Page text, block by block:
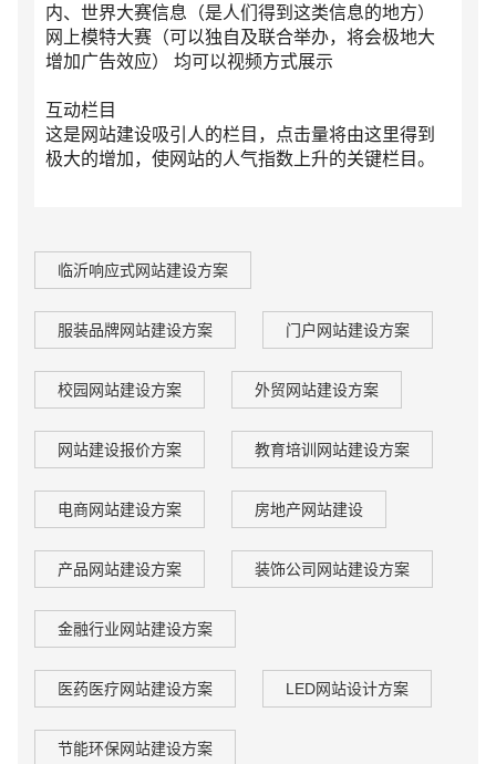
内、世界大赛信息（是人们得到这类信息的地方）
网上模特大赛（可以独自及联合举办，将会极地大
增加广告效应） 均可以视频方式展示
互动栏目
这是网站建设吸引人的栏目，点击量将由这里得到
极大的增加，使网站的人气指数上升的关键栏目。
临沂响应式网站建设方案
服装品牌网站建设方案 门户网站建设方案
校园网站建设方案 外贸网站建设方案
网站建设报价方案 教育培训网站建设方案
电商网站建设方案 房地产网站建设
产品网站建设方案 装饰公司网站建设方案
金融行业网站建设方案
医药医疗网站建设方案 LED网站设计方案
节能环保网站建设方案
企业网站建设 营销型网站建设 · SEO搜索优
GEO生成式引擎优化 · 外贸独立站建设